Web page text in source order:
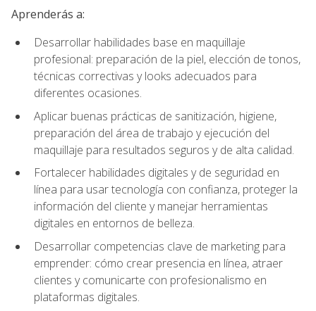
Aprenderás a:
Desarrollar habilidades base en maquillaje
profesional: preparación de la piel, elección de tonos,
técnicas correctivas y looks adecuados para
diferentes ocasiones.
Aplicar buenas prácticas de sanitización, higiene,
preparación del área de trabajo y ejecución del
maquillaje para resultados seguros y de alta calidad.
Fortalecer habilidades digitales y de seguridad en
línea para usar tecnología con confianza, proteger la
información del cliente y manejar herramientas
digitales en entornos de belleza.
Desarrollar competencias clave de marketing para
emprender: cómo crear presencia en línea, atraer
clientes y comunicarte con profesionalismo en
plataformas digitales.